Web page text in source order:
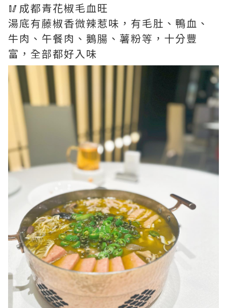
🥢成都青花椒毛血旺
湯底有藤椒香微辣惹味，有毛肚、鴨血、
牛肉、午餐肉、鵝腸、薯粉等，十分豐
富，全部都好入味